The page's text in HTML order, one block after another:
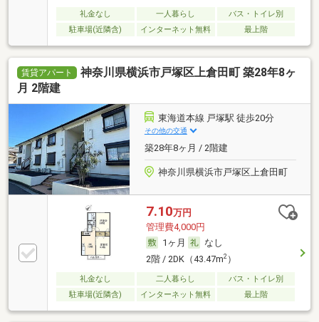
礼金なし 一人暮らし
バス・トイレ別
駐車場(近隣含)
インターネット無料 最上階
賃貸アパート
神奈川県横浜市戸塚区上倉田町 築28年8ヶ
月 2階建
東海道本線 戸塚駅 徒歩20分
その他の交通
築28年8ヶ月 / 2階建
神奈川県横浜市戸塚区上倉田町
7.10万円
管理費4,000円
1ヶ月
なし
2階 / 2DK（43.47m2）
礼金なし 二人暮らし
バス・トイレ別
駐車場(近隣含)
インターネット無料 最上階